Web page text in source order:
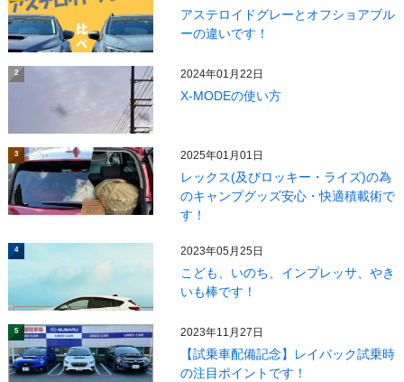
アステロイドグレーとオフショアブル
ーの違いです！
2 2024年01月22日
X‐MODEの使い方
3 2025年01月01日
レックス(及びロッキー・ライズ)の為
のキャンプグッズ安心・快適積載術で
す！
4 2023年05月25日
こども、いのち、インプレッサ、やき
いも棒です！
5 2023年11月27日
【試乗車配備記念】レイバック試乗時
の注目ポイントです！